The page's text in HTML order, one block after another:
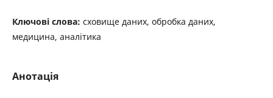
Ключові слова: сховище даних, обробка даних,
медицина, аналітика
Анотація